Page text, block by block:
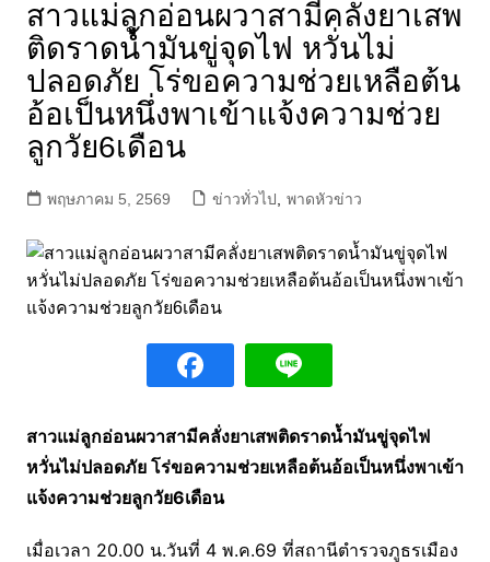
สาวแม่ลูกอ่อนผวาสามีคลั่งยาเสพ
ติดราดน้ำมันขู่จุดไฟ หวั่นไม่
ปลอดภัย โร่ขอความช่วยเหลือต้น
อ้อเป็นหนึ่งพาเข้าแจ้งความช่วย
ลูกวัย6เดือน
พฤษภาคม 5, 2569 ข่าวทั่วไป พาดหัวข่าว
สาวแม่ลูกอ่อนผวาสามีคลั่งยาเสพติดราดน้ำมันขู่จุดไฟ
หวั่นไม่ปลอดภัย โร่ขอความช่วยเหลือต้นอ้อเป็นหนึ่งพาเข้า
แจ้งความช่วยลูกวัย6เดือน
เมื่อเวลา 20.00 น.วันที่ 4 พ.ค.69 ที่สถานีตำรวจภูธรเมือง